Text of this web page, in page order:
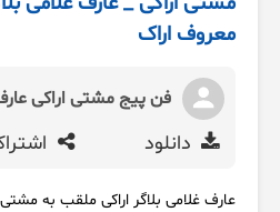
معروف اراک
فن پیج مشتی اراکی
دانلود
عارف غلامی بلاگر اراکی ملقب به